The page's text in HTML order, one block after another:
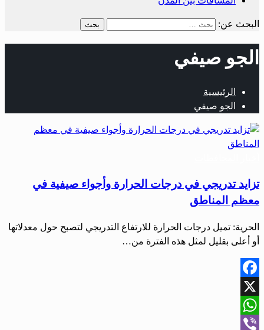
البحث عن:
الجو صيفي
الرئيسية
الجو صيفي
تزايد تدريجي في درجات الحرارة وأجواء صيفية في
معظم المناطق
الحرية: تميل درجات الحرارة للارتفاع التدريجي لتصبح حول معدلاتها
أو أعلى بقليل لمثل هذه الفترة من…
Facebook
X
WhatsApp